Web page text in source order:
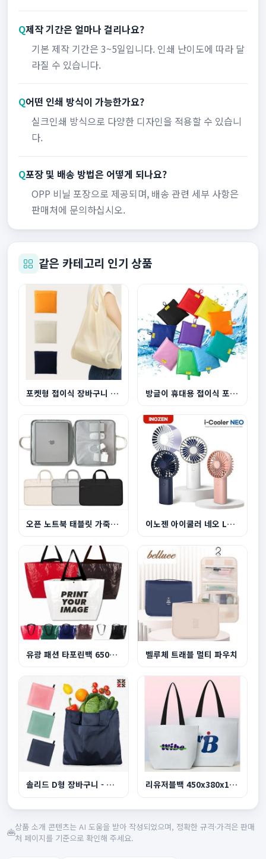
Q제작 기간은 얼마나 걸리나요?
기본 제작 기간은 3~5일입니다. 인쇄 난이도에 따라 달
라질 수 있습니다.
Q어떤 인쇄 방식이 가능한가요?
실크인쇄 방식으로 다양한 디자인을 적용할 수 있습니
다.
Q포장 및 배송 방법은 어떻게 되나요?
OPP 비닐 포장으로 제공되며, 배송 관련 세부 사항은
판매처에 문의하십시오.
같은 카테고리 인기 상품
포켓형 접이식 장바구니 3색 방글이 휴대용 접이식 포켓 장바구니
오픈 노트북 태블릿 가죽파우치 이노젠 아이쿨러 네오 LED라이트 겸용 휴대용 선풍...
유광 패션 타포린백 650x400x200mm 벨루체 트래블 멀티 파우치
솔리드 D형 장바구니 - 부착형 리유저블백 450x380x130mm 중형
상품 소개 콘텐츠는 AI 도움을 받아 작성되었으며, 정확한 규격·가격은 판매
처 페이지를 기준으로 확인해 주세요.